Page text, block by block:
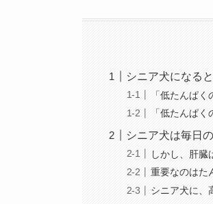
シニア犬になる
「低たんぱ
「低たんぱ
シニア犬は毎日
しかし、肝臓
重要なのはた
シニア犬に、